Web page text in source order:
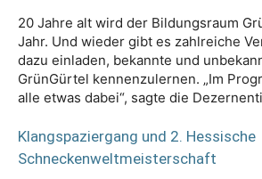
20 Jahre alt wird der Bildungsraum
Jahr. Und wieder gibt es zahlreiche
dazu einladen, bekannte und
GrünGürtel kennenzulernen. „Im
alle etwas dabei“, sagte die
Klangspaziergang und 2. Hessische
Schneckenweltmeisterschaft